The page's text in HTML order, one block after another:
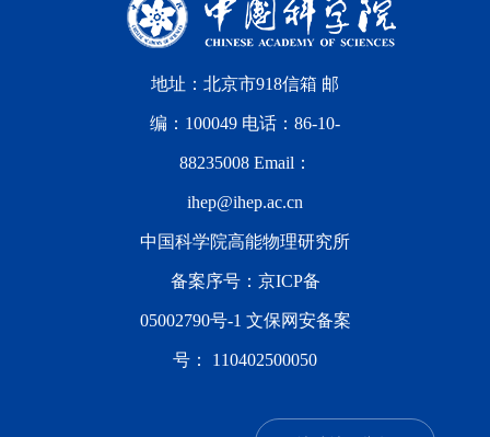
地址：北京市918信箱 邮
编：100049 电话：86-10-
88235008 Email：
ihep@ihep.ac.cn
中国科学院高能物理研究所
备案序号： 京ICP备
05002790号-1 文保网安备案
号： 110402500050